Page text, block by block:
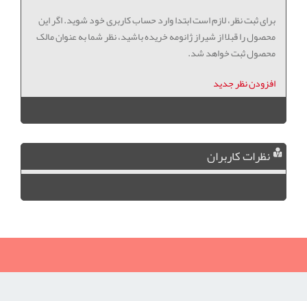
برای ثبت نظر، لازم است ابتدا وارد حساب کاربری خود شوید. اگر این
محصول را قبلا از شیراز ژانومه خریده باشید، نظر شما به عنوان مالک
محصول ثبت خواهد شد.
افزودن نظر جدید
نظرات کاربران